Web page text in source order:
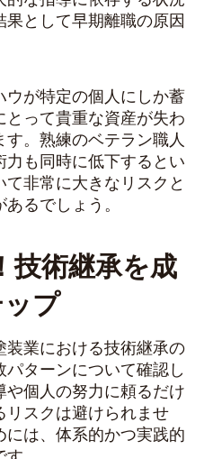
として早期離職の原因
ウが特定の個人にしか蓄
って貴重な資産が失わ
。熟練のベテラン職人
力も同時に低下するとい
非常に大きなリスクと
るでしょう。
技術継承を成
プ
装業における技術継承の
ターンについて確認し
や個人の努力に頼るだけ
リスクは避けられませ
には、体系的かつ実践的